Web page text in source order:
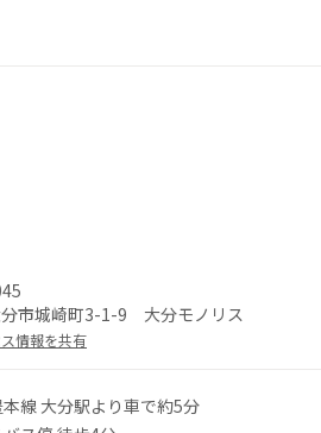
分市城崎町3-1-9 大分モノリス
情報を共有
線 大分駅より車で約5分